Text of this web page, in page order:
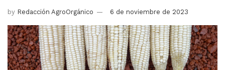
by Redacción AgroOrgánico 6 de noviembre de 2023